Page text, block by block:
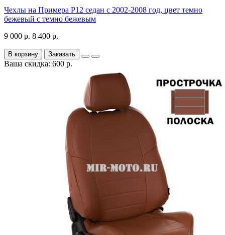
Чехлы на Примера P12 седан с 2002-2008 год, цвет темно
бежевый с темно бежевым
9 000 р. 8 400 р.
В корзину Заказать
Ваша скидка: 600 р.